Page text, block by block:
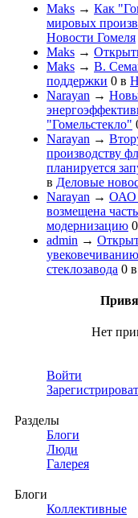
Maks → Как
мировых
Новости Гомеля
Maks →
Maks → В.
поддержки 0 в
Narayan →
"Гомельстекло"
Narayan →
производству
планируется
в Деловые
Narayan → ОАО
возмещена
модернизацию 0
admin →
стеклозавода 0 в
Нет
Войти
Разделы
Блоги
Люди
Галерея
Блоги
Коллективные